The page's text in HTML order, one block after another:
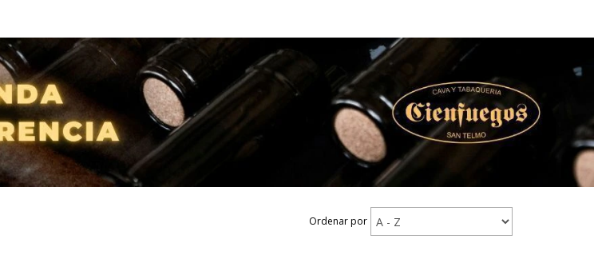
Ordenar por